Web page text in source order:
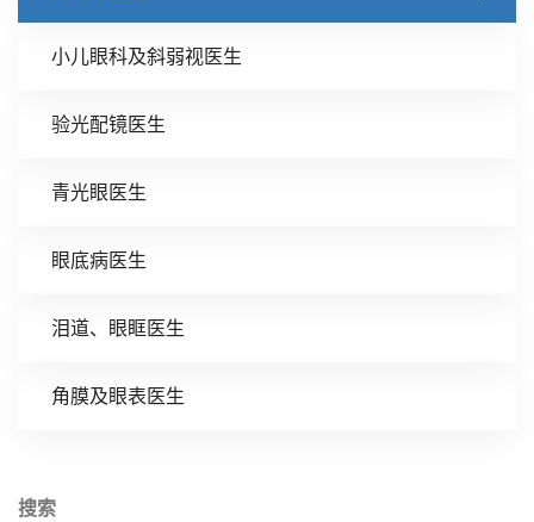
小儿眼科及斜弱视医生
验光配镜医生
青光眼医生
眼底病医生
泪道、眼眶医生
角膜及眼表医生
搜索